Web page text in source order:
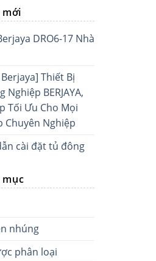
DRO6-17 Nhà
Thiết Bị
Nghiệp BERJAYA,
Tối Ưu Cho Mọi
Chuyên Nghiệp
cài đặt tủ đông
mục
nhúng
phân loại